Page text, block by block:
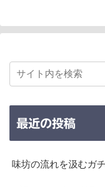
最近の投稿
味坊の流れを汲むガ